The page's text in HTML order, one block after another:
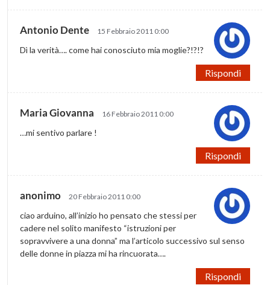
Antonio Dente 15 Febbraio 2011 0:00
Dì la verità…. come hai conosciuto mia moglie?!?!?
Rispondi
Maria Giovanna 16 Febbraio 2011 0:00
…mi sentivo parlare !
Rispondi
anonimo 20 Febbraio 2011 0:00
ciao arduino, all’inizio ho pensato che stessi per
cadere nel solito manifesto “istruzioni per
sopravvivere a una donna” ma l’articolo successivo sul senso
delle donne in piazza mi ha rincuorata….
Rispondi